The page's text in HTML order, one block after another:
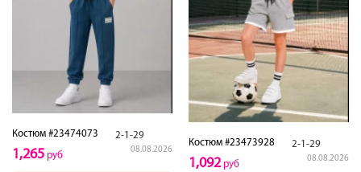
Костюм #23474073 2-1-29
08.08.2026
1,265 руб
Костюм #23473928 2-1-29
08.08.2026
1,092руб